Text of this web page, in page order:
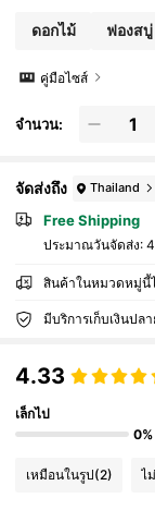
ดอกไม้ ฟองสบู่
คู่มือไซส์
จำนวน:
จัดส่งถึง Thailand
Free Shipping
ประมาณวันจัดส่ง:
สินค้าในหมวดหมู่นี้
4.33
เล็กไป
0%
เหมือนในรูป(2) ไ